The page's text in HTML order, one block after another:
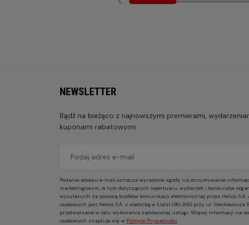
NEWSLETTER
Bądź na bieżąco z najnowszymi premierami,
kuponami rabatowymi
Podanie adresu e-mail oznacza wyrażenie zgody na otrzymywanie
marketingowym, w tym dotyczących repertuaru, wydarzeń i konkursów
wysyłanych za pomocą środków komunikacji elektronicznej przez Helios
osobowych jest Helios S.A. z siedzibą w Łodzi (90-318) przy ul.
przetwarzane w celu wykonania zamówionej usługi. Więcej informacji na
osobowych znajduje się w Polityce Prywatności.